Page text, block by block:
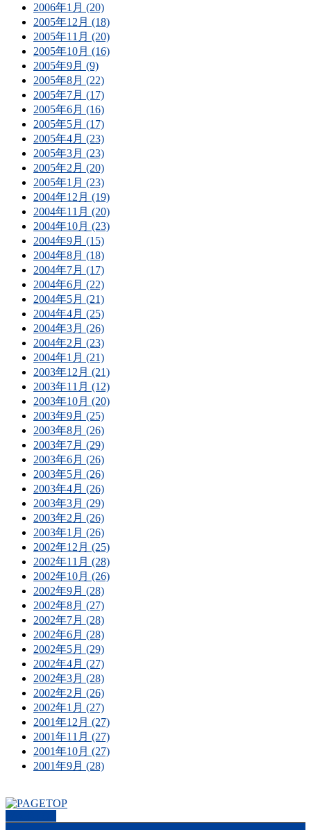
2006年1月 (20)
2005年12月 (18)
2005年11月 (20)
2005年10月 (16)
2005年9月 (9)
2005年8月 (22)
2005年7月 (17)
2005年6月 (16)
2005年5月 (17)
2005年4月 (23)
2005年3月 (23)
2005年2月 (20)
2005年1月 (23)
2004年12月 (19)
2004年11月 (20)
2004年10月 (23)
2004年9月 (15)
2004年8月 (18)
2004年7月 (17)
2004年6月 (22)
2004年5月 (21)
2004年4月 (25)
2004年3月 (26)
2004年2月 (23)
2004年1月 (21)
2003年12月 (21)
2003年11月 (12)
2003年10月 (20)
2003年9月 (25)
2003年8月 (26)
2003年7月 (29)
2003年6月 (26)
2003年5月 (26)
2003年4月 (26)
2003年3月 (29)
2003年2月 (26)
2003年1月 (26)
2002年12月 (25)
2002年11月 (28)
2002年10月 (26)
2002年9月 (28)
2002年8月 (27)
2002年7月 (28)
2002年6月 (28)
2002年5月 (29)
2002年4月 (27)
2002年3月 (28)
2002年2月 (26)
2002年1月 (27)
2001年12月 (27)
2001年11月 (27)
2001年10月 (27)
2001年9月 (28)